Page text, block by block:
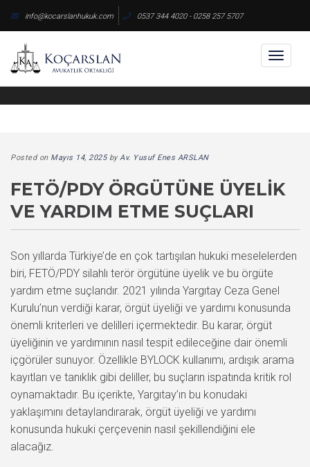
content
info@kocarslanhukuk.com 0537 344 4020 - 0258 257 5707
Posted on Mayıs 14, 2025byAv. Yusuf Enes ARSLAN
FETÖ/PDY ÖRGÜTÜNE ÜYELIK
VE YARDIM ETME SUÇLARI
Son yıllarda Türkiye’de en çok tartışılan hukuki meselelerden
biri, FETÖ/PDY silahlı terör örgütüne üyelik ve bu örgüte
yardım etme suçlarıdır. 2021 yılında Yargıtay Ceza Genel
Kurulu’nun verdiği karar, örgüt üyeliği ve yardımı konusunda
önemli kriterleri ve delilleri içermektedir. Bu karar, örgüt
üyeliğinin ve yardımının nasıl tespit edileceğine dair önemli
içgörüler sunuyor. Özellikle BYLOCK kullanımı, ardışık arama
kayıtları ve tanıklık gibi deliller, bu suçların ispatında kritik rol
oynamaktadır. Bu içerikte, Yargıtay’ın bu konudaki
yaklaşımını detaylandırarak, örgüt üyeliği ve yardımı
konusunda hukuki çerçevenin nasıl şekillendiğini ele
alacağız.